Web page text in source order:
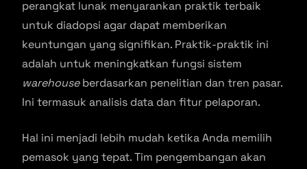
perangkat lunak menyarankan praktik terbaik
untuk diadopsi agar dapat memberikan
keuntungan yang signifikan. Praktik-praktik ini
adalah untuk meningkatkan fungsi sistem
warehouseberdasarkan penelitian dan tren pasar.
Ini termasuk analisis data dan fitur pelaporan.
Hal ini menjadi lebih mudah ketika Anda memilih
pemasok yang tepat. Tim pengembangan akan